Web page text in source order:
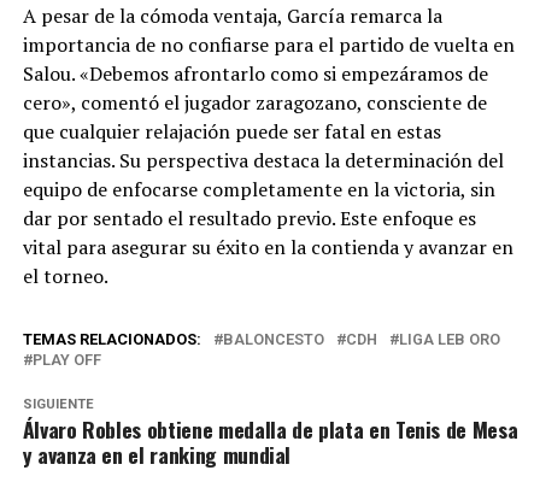
A pesar de la cómoda ventaja, García remarca la
importancia de no confiarse para el partido de vuelta en
Salou. «Debemos afrontarlo como si empezáramos de
cero», comentó el jugador zaragozano, consciente de
que cualquier relajación puede ser fatal en estas
instancias. Su perspectiva destaca la determinación del
equipo de enfocarse completamente en la victoria, sin
dar por sentado el resultado previo. Este enfoque es
vital para asegurar su éxito en la contienda y avanzar en
el torneo.
TEMAS RELACIONADOS: BALONCESTO CDH
LIGA LEB ORO
PLAY OFF
SIGUIENTE
Álvaro Robles obtiene medalla de plata en Tenis de Mesa
y avanza en el ranking mundial